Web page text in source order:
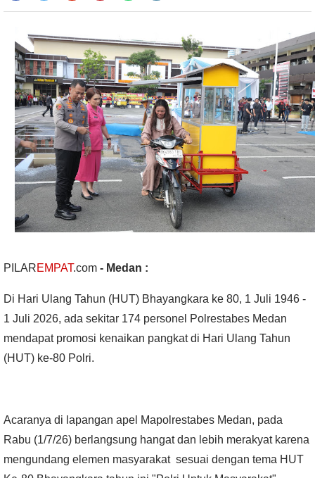
PILAREMPAT.com - Medan :
Di Hari Ulang Tahun (HUT) Bhayangkara ke 80, 1 Juli 1946 -
1 Juli 2026, ada sekitar 174 personel Polrestabes Medan
mendapat promosi kenaikan pangkat di Hari Ulang Tahun
(HUT) ke-80 Polri.
Acaranya di lapangan apel Mapolrestabes Medan, pada
Rabu (1/7/26) berlangsung hangat dan lebih merakyat karena
mengundang elemen masyarakat sesuai dengan tema HUT